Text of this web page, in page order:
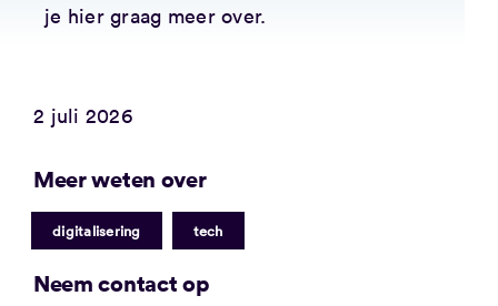
je hier graag meer over.
2 juli 2026
Meer weten over
digitalisering tech
Neem contact op